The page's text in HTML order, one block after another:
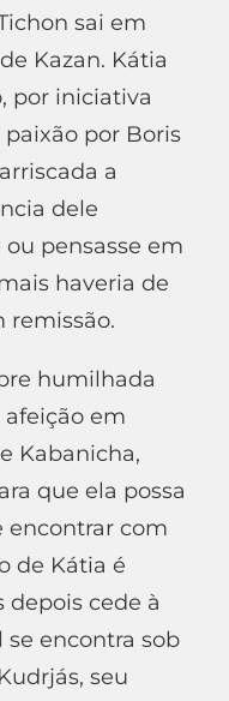
sai em
Kazan. Kátia
por iniciativa
por Boris
a
dele
ou pensasse em
haveria de
remissão.
humilhada
em
Kabanicha,
que ela possa
encontrar com
de Kátia é
depois cede à
se encontra sob
seu